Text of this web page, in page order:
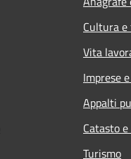
Cultura
Vita
Imprese
Appalti
Catasto
Turismo